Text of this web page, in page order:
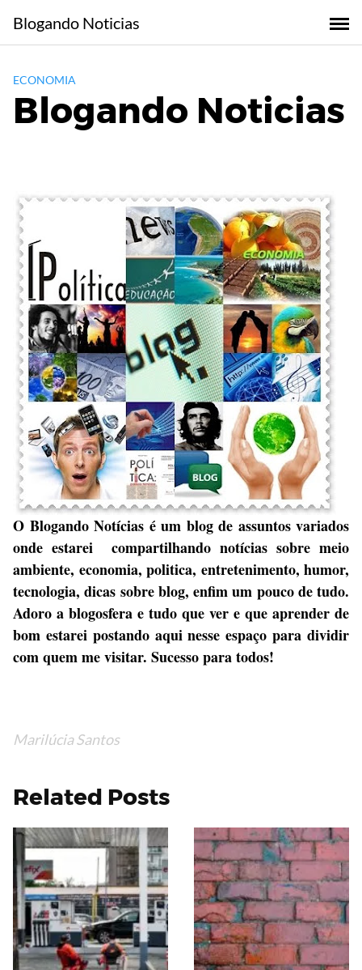
content
Blogando Noticias
ECONOMIA
Blogando Noticias
O Blogando Notícias é um blog de assuntos variados
onde estarei compartilhando notícias sobre meio
ambiente, economia, politica, entretenimento, humor,
tecnologia, dicas sobre blog, enfim um pouco de tudo.
Adoro a blogosfera e tudo que ver e que aprender de
bom estarei postando aqui nesse espaço para dividir
com quem me visitar. Sucesso para todos!
Marilúcia Santos
Related Posts